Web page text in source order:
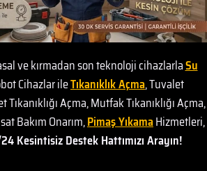
ve kırmadan son teknoloji cihazlarlaSu
Cihazlar ileTıkanıklık Açma, Tuvalet
Tıkanıklığı Açma, Mutfak Tıkanıklığı Açma,
Bakım Onarım,Pimaş YıkamaHizmetleri,
Kesintisiz Destek Hattımızı Arayın!